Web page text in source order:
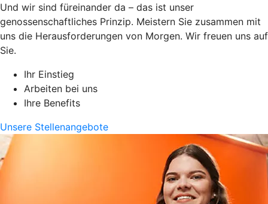
Und wir sind füreinander da – das ist unser
genossenschaftliches Prinzip. Meistern Sie zusammen mit
uns die Herausforderungen von Morgen. Wir freuen uns auf
Sie.
Ihr Einstieg
Arbeiten bei uns
Ihre Benefits
Unsere Stellenangebote